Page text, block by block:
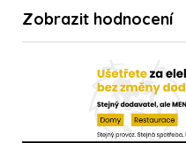
Zobrazit hodnocení